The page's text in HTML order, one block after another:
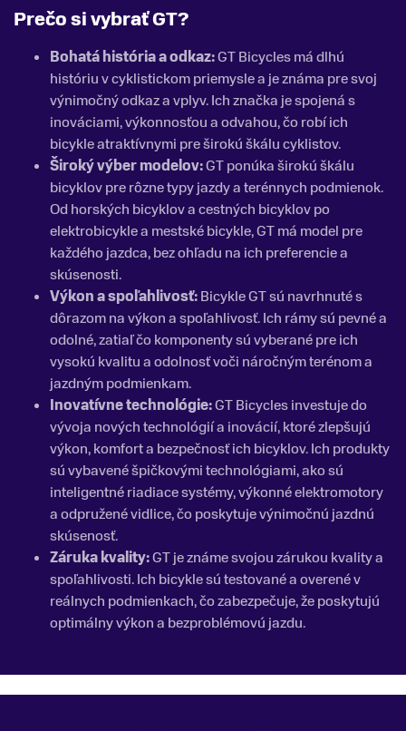
Prečo si vybrať GT?
Bohatá história a odkaz:GT Bicycles má dlhú
históriu v cyklistickom priemysle a je známa pre svoj
výnimočný odkaz a vplyv. Ich značka je spojená s
inováciami, výkonnosťou a odvahou, čo robí ich
bicykle atraktívnymi pre širokú škálu cyklistov.
Široký výber modelov:GT ponúka širokú škálu
bicyklov pre rôzne typy jazdy a terénnych podmienok.
Od horských bicyklov a cestných bicyklov po
elektrobicykle a mestské bicykle, GT má model pre
každého jazdca, bez ohľadu na ich preferencie a
skúsenosti.
Výkon a spoľahlivosť:Bicykle GT sú navrhnuté s
dôrazom na výkon a spoľahlivosť. Ich rámy sú pevné a
odolné, zatiaľ čo komponenty sú vyberané pre ich
vysokú kvalitu a odolnosť voči náročným terénom a
jazdným podmienkam.
Inovatívne technológie:GT Bicycles investuje do
vývoja nových technológií a inovácií, ktoré zlepšujú
výkon, komfort a bezpečnosť ich bicyklov. Ich produkty
sú vybavené špičkovými technológiami, ako sú
inteligentné riadiace systémy, výkonné elektromotory
a odpružené vidlice, čo poskytuje výnimočnú jazdnú
skúsenosť.
Záruka kvality:GT je známe svojou zárukou kvality a
spoľahlivosti. Ich bicykle sú testované a overené v
reálnych podmienkach, čo zabezpečuje, že poskytujú
optimálny výkon a bezproblémovú jazdu.